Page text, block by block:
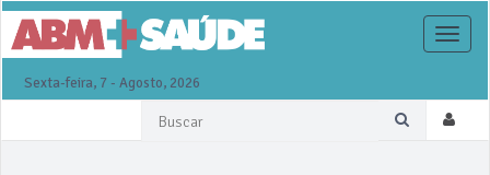
Sexta-feira, 7 - Agosto, 2026
Toggle